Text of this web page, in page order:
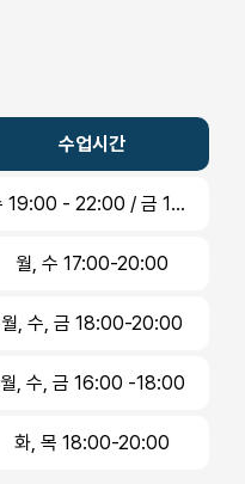
수업시간
수 19:00 - 22:00 / 금 16:00 - 19:00
월, 수 17:00-20:00
월, 수, 금 18:00-20:00
월, 수, 금 16:00 -18:00
화, 목 18:00-20:00